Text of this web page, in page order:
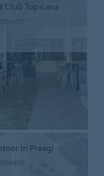
Club Topicana
in Praag)